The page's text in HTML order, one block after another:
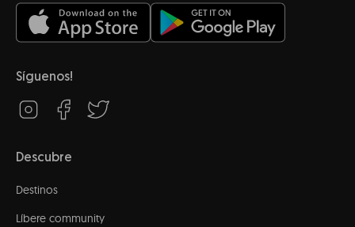
Síguenos!
Descubre
Destinos
Líbere community